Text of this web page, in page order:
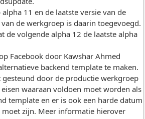
11 en de laatste versie van de
de werkgroep is daarin toegevoegd.
de volgende alpha 12 de laatste alpha
Facebook door Kawshar Ahmed
backend template te maken.
door de productie werkgroep
waaraan voldoen moet worden als
template en er is ook een harde datum
zijn. Meer informatie hierover